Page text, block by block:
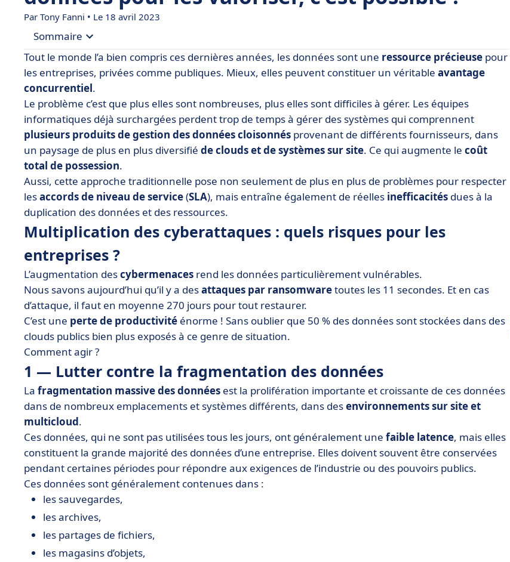
Par Tony Fanni • Le 18 avril 2023
Sommaire
• Multiplication des cyberattaques : quels risques pour les entreprises ?
• 1 — Lutter contre la fragmentation des données
• 2 — La sauvegarde de vos données, clé de voûte pour une restauration rapide en cas
d’attaque
• 3 — Ne lésinez pas sur la sécurité de vos données : optez pour un accompagnement à 360°
• Cohesity, le partenaire de choix pour vos données
Tout le monde l’a bien compris ces dernières années, les données sont une ressource précieuse pour
les entreprises, privées comme publiques. Mieux, elles peuvent constituer un véritable avantage
concurrentiel.
Le problème c’est que plus elles sont nombreuses, plus elles sont difficiles à gérer. Les équipes
informatiques déjà surchargées perdent trop de temps à gérer des systèmes qui comprennent
plusieurs produits de gestion des données cloisonnés provenant de différents fournisseurs, dans
un paysage de plus en plus diversifié de clouds et de systèmes sur site. Ce qui augmente le coût
total de possession.
Aussi, cette approche traditionnelle pose non seulement de plus en plus de problèmes pour respecter
lesaccords de niveau de service(SLA), mais entraîne également de réelles inefficacités dues à la
duplication des données et des ressources.
Multiplication des cyberattaques : quels risques pour les
entreprises ?
L’augmentation descybermenaces rend les données particulièrement vulnérables.
Nous savons aujourd’hui qu’il y a desattaques par ransomwaretoutes les 11 secondes. Et en cas
d’attaque, il faut en moyenne 270 jours pour tout restaurer.
C’est une perte de productivité énorme ! Sans oublier que 50 % des données sont stockées dans des
clouds publics bien plus exposés à ce genre de situation.
Comment agir ?
1 — Lutter contre la fragmentation des données
La fragmentation massive des données est la prolifération importante et croissante de ces données
dans de nombreux emplacements et systèmes différents, dans desenvironnements sur site et
multicloud.
Ces données, qui ne sont pas utilisées tous les jours, ont généralement une faible latence, mais elles
constituent la grande majorité des données d’une entreprise. Elles doivent souvent être conservées
pendant certaines périodes pour répondre aux exigences de l’industrie ou des pouvoirs publics.
Ces données sont généralement contenues dans :
les sauvegardes,
les archives,
les partages de fichiers,
les magasins d’objets,